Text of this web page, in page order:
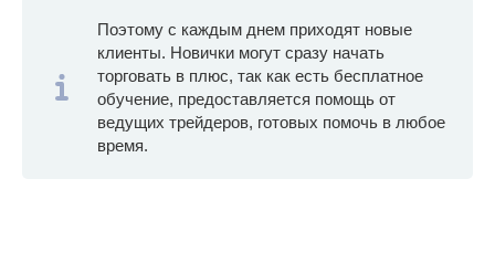
Поэтому с каждым днем приходят новые
клиенты. Новички могут сразу начать
торговать в плюс, так как есть бесплатное
обучение, предоставляется помощь от
ведущих трейдеров, готовых помочь в любое
время.